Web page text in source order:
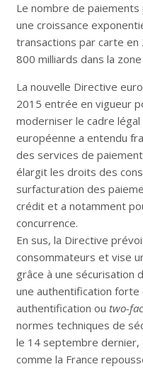
Le nombre de
une croissance
transactions par carte
800 milliards dans la
La nouvelle Directive
2015 entrée en vigueur
moderniser le cadre légal
européenne a entendu
des services de
élargit les droits des
surfacturation des
crédit et a notamment
concurrence.
En sus, la Directive
consommateurs et vise
grâce à une sécurisation
une authentification forte
authentification ou two-
normes techniques de
le 14 septembre
comme la France